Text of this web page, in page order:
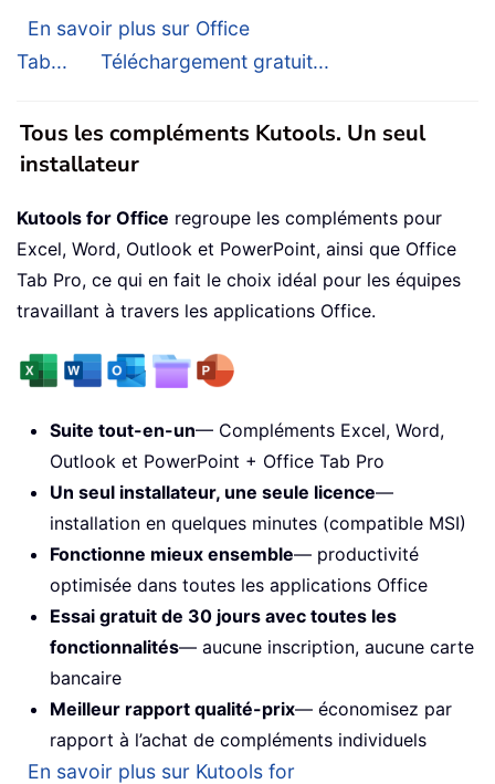
En savoir plus sur Office
Tab...
Téléchargement gratuit...
Tous les compléments Kutools. Un seul
installateur
Kutools for Office regroupe les compléments pour
Excel, Word, Outlook et PowerPoint, ainsi que Office
Tab Pro, ce qui en fait le choix idéal pour les équipes
travaillant à travers les applications Office.
Suite tout-en-un— Compléments Excel, Word,
Outlook et PowerPoint + Office Tab Pro
Un seul installateur, une seule licence—
installation en quelques minutes (compatible MSI)
Fonctionne mieux ensemble— productivité
optimisée dans toutes les applications Office
Essai gratuit de 30 jours avec toutes les
fonctionnalités— aucune inscription, aucune carte
bancaire
Meilleur rapport qualité-prix— économisez par
rapport à l’achat de compléments individuels
En savoir plus sur Kutools for